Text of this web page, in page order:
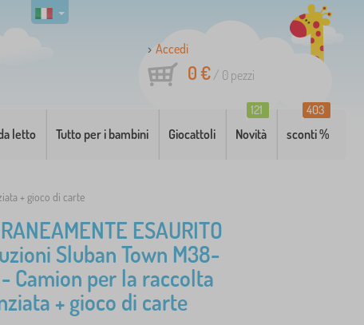
Accedi
0 €/ 0 pezzi
letto Tutto per i bambini Giocattoli Novità
121
sconti %
403
+ gioco di carte
ESAURITO
Sluban Town M38-
Camion per la raccolta
+ gioco di carte